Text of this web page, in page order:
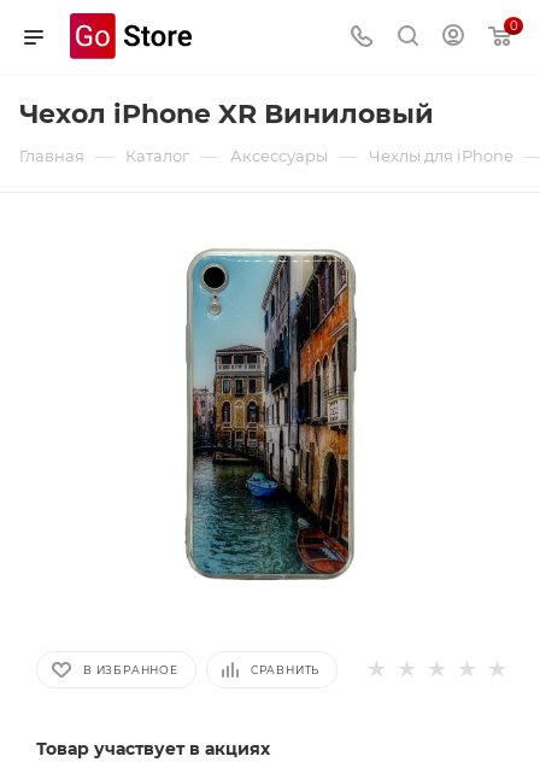
0
Чехол iPhone XR Виниловый
Главная — Каталог — Аксессуары — Чехлы для iPhone
В ИЗБРАННОЕ СРАВНИТЬ
Товар участвует в акциях